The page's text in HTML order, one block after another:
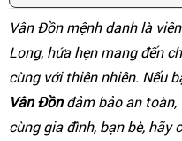
Vân Đồn mệnh danh là
Long, hứa hẹn mang đến
cùng với thiên nhiên. Nếu
Vân Đồnđảm bảo an toàn,
cùng gia đình, bạn bè, hãy